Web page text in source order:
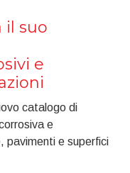
il suo
e
catalogo di
e
pavimenti e superfici